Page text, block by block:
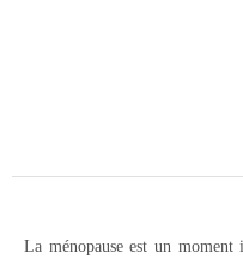
La ménopause est un